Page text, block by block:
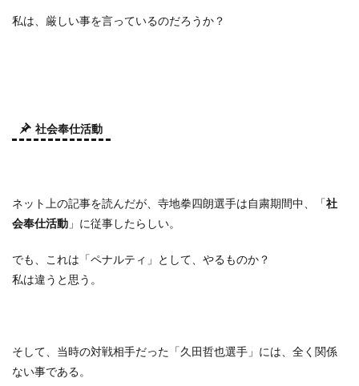
私は、厳しい事を言っているのだろうか？
社会奉仕活動
ネット上の記事を読んだが、寺地拳四朗選手は自粛期間中、「社
会奉仕活動 」に従事したらしい。
でも、これは「ペナルティ」として、やるものか？
私は違うと思う。
そして、当時の対戦相手だった「久田哲也選手」には、全く関係
ない事である。